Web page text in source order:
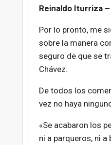
Reinaldo Iturriza
Por lo pronto, me
sobre la manera
seguro de que se
Chávez.
De todos los
vez no haya
«Se acabaron los
ni a parqueros, ni